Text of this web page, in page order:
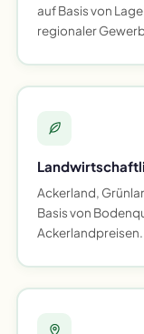
auf Basis von
regionaler
Ackerland,
Basis von
Ackerlandpreisen.